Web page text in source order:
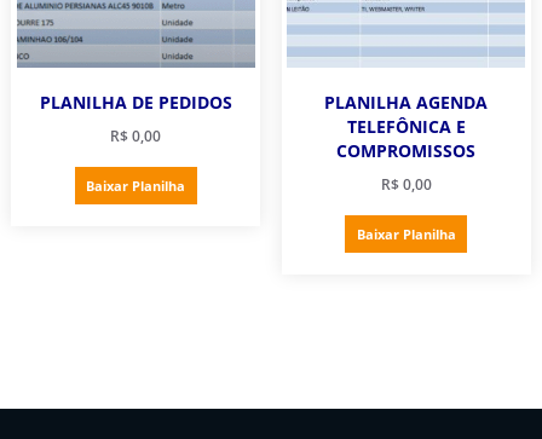
PLANILHA DE PEDIDOS
R$ 0,00
Baixar Planilha
PLANILHA AGENDA
TELEFÔNICA E
COMPROMISSOS
R$ 0,00
Baixar Planilha